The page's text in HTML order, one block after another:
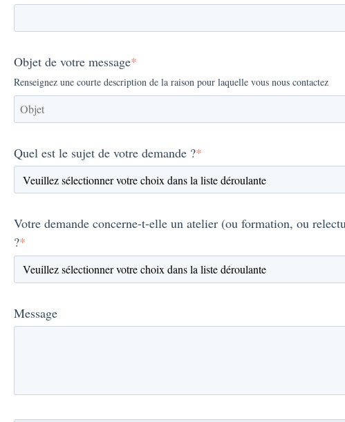
Objet de votre message*
Renseignez une courte description de la raison pour laquelle vous nous contactez
Quel est le sujet de votre demande ?*
Votre demande concerne-t-elle un atelier (ou formation, ou
?*
Message